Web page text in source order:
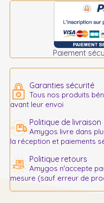
Paiement
Garanties sécurité
Tous nos produits
avant leur envoi
Politique de livraison
Amygos livre dans
la réception et paiements
Politique retours
Amygos n'accepte
mesure (sauf erreur de